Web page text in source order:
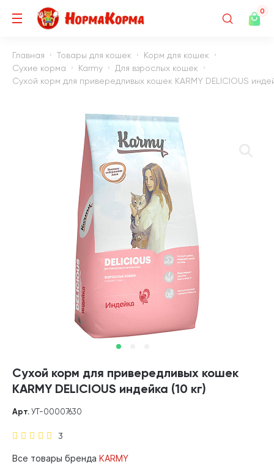
0
Главная Товары для кошек
Корм для кошек
Сухие корма
Karmy
Для взрослых кошек
Сухой корм для привередливых кошек KARMY DELICIOUS
Сухой корм для привередливых кошек
KARMY DELICIOUS индейка (10 кг)
3
Арт. УТ-00007630
Все товары бренда KARMY